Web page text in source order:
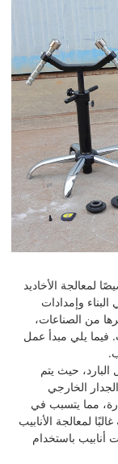
لمعالجة الأخاديد
وإمدادات
من الصناعات،
فيما يلي مبدأ عمل
حيث يتم
الخارجي
مما يتسبب في
لمعالجة الأنابيب
أنابيب باستخدام